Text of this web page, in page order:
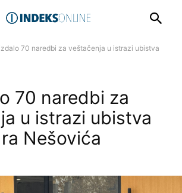
70 naredbi za veštačenja u istrazi ubistva
70 naredbi za
u istrazi ubistva
Nešovića